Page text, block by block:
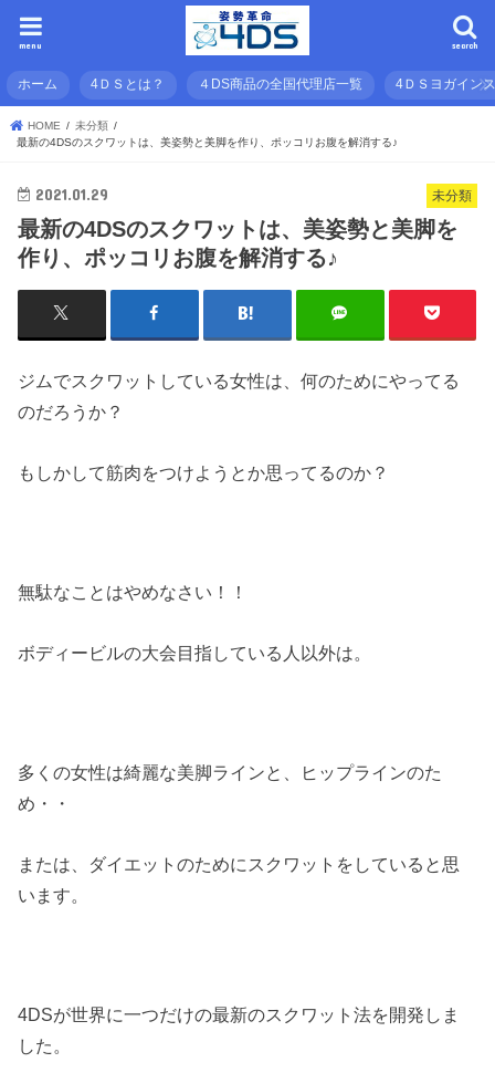
search
menu
ホーム 4ＤＳとは？ ４DS商品の全国代理店一覧 4ＤＳヨガイン
HOME
未分類
最新の4DSのスクワットは、美姿勢と美脚を作り、ポッコリお腹を解消する♪
未分類
2021.01.29
最新の4DSのスクワットは、美姿勢と美脚を
作り、ポッコリお腹を解消する♪
ジムでスクワットしている女性は、何のためにやってる
のだろうか？
もしかして筋肉をつけようとか思ってるのか？
無駄なことはやめなさい！！
ボディービルの大会目指している人以外は。
多くの女性は綺麗な美脚ラインと、ヒップラインのた
め・・
または、ダイエットのためにスクワットをしていると思
います。
4DSが世界に一つだけの最新のスクワット法を開発しま
した。